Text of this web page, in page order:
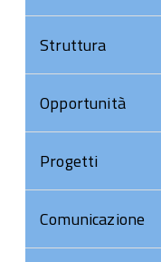
Struttura
Opportunità
Progetti
Comunicazione